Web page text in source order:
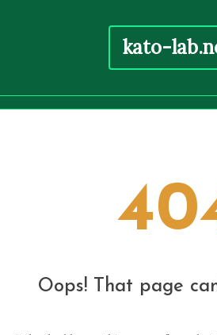
kato-
Oops! That page